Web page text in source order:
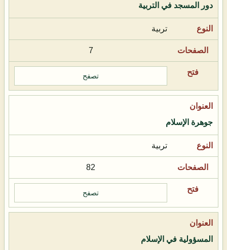
دور المسجد في التربية
تربية
7
تصفح
جوهرة الإسلام
تربية
82
تصفح
المسؤولية في الإسلام